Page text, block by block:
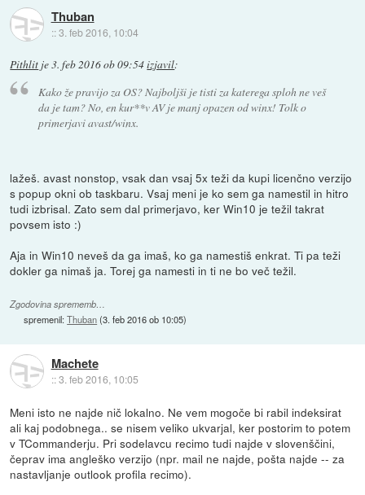
Thuban
::3. feb 2016, 10:04
Pithlit je3. feb 2016 ob 09:54izjavil:
Kako že pravijo za OS? Najboljši je tisti za katerega sploh ne veš
da je tam? No, en kur**v AV je manj opazen od winx! Tolk o
primerjavi avast/winx.
lažeš. avast nonstop, vsak dan vsaj 5x teži da kupi licenčno verzijo
s popup okni ob taskbaru. Vsaj meni je ko sem ga namestil in hitro
tudi izbrisal. Zato sem dal primerjavo, ker Win10 je težil takrat
povsem isto :)
Aja in Win10 neveš da ga imaš, ko ga namestiš enkrat. Ti pa teži
dokler ga nimaš ja. Torej ga namesti in ti ne bo več težil.
Zgodovina sprememb…
spremenil:Thuban(3. feb 2016 ob 10:05)
Machete
::3. feb 2016, 10:05
Meni isto ne najde nič lokalno. Ne vem mogoče bi rabil indeksirat
ali kaj podobnega.. se nisem veliko ukvarjal, ker postorim to potem
v TCommanderju. Pri sodelavcu recimo tudi najde v slovenščini,
čeprav ima angleško verzijo (npr. mail ne najde, pošta najde -- za
nastavljanje outlook profila recimo).